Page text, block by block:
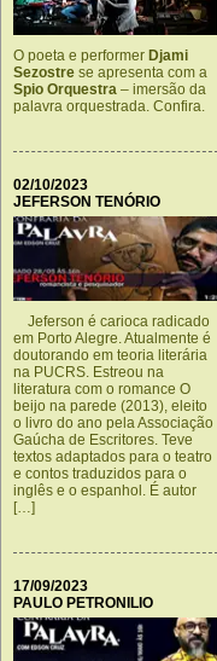
O poeta e performer Djami
Sezostre se apresenta com a
Spio Orquestra – imersão da
palavra orquestrada. Confira.
02/10/2023
JEFERSON TENÓRIO
Jeferson é carioca radicado
em Porto Alegre. Atualmente é
doutorando em teoria literária
na PUCRS. Estreou na
literatura com o romance O
beijo na parede (2013), eleito
o livro do ano pela Associação
Gaúcha de Escritores. Teve
textos adaptados para o teatro
e contos traduzidos para o
inglês e o espanhol. É autor
[…]
17/09/2023
PAULO PETRONILIO